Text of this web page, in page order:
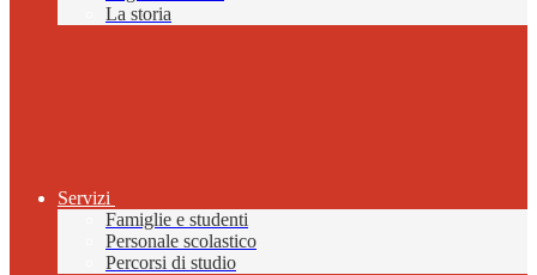
La storia
Servizi
Famiglie e studenti
Personale scolastico
Percorsi di studio